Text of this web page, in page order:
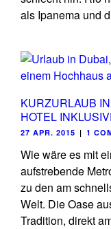
als Ipanema und
KURZURLAUB
HOTEL
27 APR. 2015 | 1
Wie wäre es mit
aufstrebende
zu den am
Welt. Die Oase
Tradition, direkt